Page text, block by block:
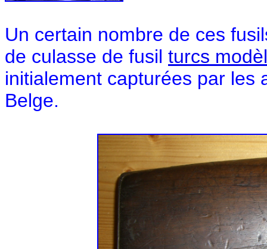
Un certain nombre de ces
de culasse de fusil turcs
initialement capturées par les
Belge.